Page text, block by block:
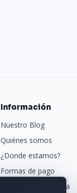
Información
Nuestro Blog
Quiénes somos
¿Donde estamos?
Formas de pago
Transporte y entrega